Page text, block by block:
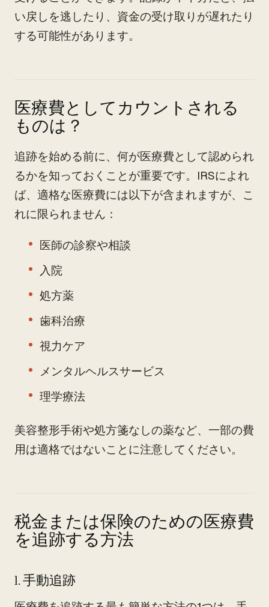
い戻しを逃したり、資金の受け取りが遅れたり
する可能性があります。
医療費としてカウントされる
ものは？
追跡を始める前に、何が医療費として認められ
るかを知っておくことが重要です。IRSによれ
ば、適格な医療費には以下が含まれますが、こ
れに限られません：
医師の診察や相談
入院
処方薬
歯科治療
視力ケア
メンタルヘルスサービス
理学療法
美容整形手術や処方箋なしの薬など、一部の費
用は適格ではないことに注意してください。
税金または保険のための医療費
を追跡する方法
1. 手動追跡